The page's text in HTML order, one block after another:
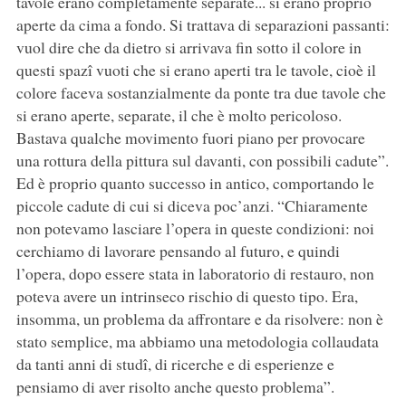
aperte da cima a fondo. Si trattava di separazioni passanti:
vuol dire che da dietro si arrivava fin sotto il colore in
questi spazî vuoti che si erano aperti tra le tavole, cioè il
colore faceva sostanzialmente da ponte tra due tavole che
si erano aperte, separate, il che è molto pericoloso.
Bastava qualche movimento fuori piano per provocare
una rottura della pittura sul davanti, con possibili cadute”.
Ed è proprio quanto successo in antico, comportando le
piccole cadute di cui si diceva poc’anzi. “Chiaramente
non potevamo lasciare l’opera in queste condizioni: noi
cerchiamo di lavorare pensando al futuro, e quindi
l’opera, dopo essere stata in laboratorio di restauro, non
poteva avere un intrinseco rischio di questo tipo. Era,
insomma, un problema da affrontare e da risolvere: non è
stato semplice, ma abbiamo una metodologia collaudata
da tanti anni di studî, di ricerche e di esperienze e
pensiamo di aver risolto anche questo problema”.